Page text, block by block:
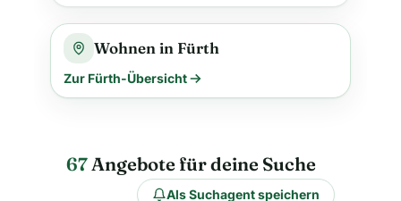
Wohnen in Fürth
Zur Fürth-Übersicht
67Angebote für deine Suche
Als Suchagent speichern